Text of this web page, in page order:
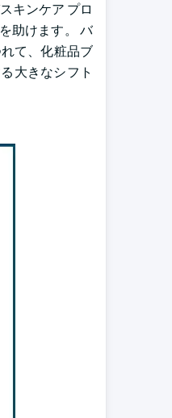
キンケア プロ
助けます。 バ
て、化粧品ブ
大きなシフト